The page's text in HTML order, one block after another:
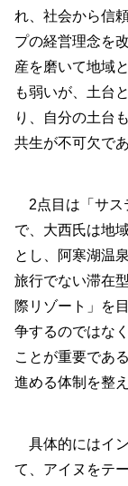
れ、社会から信
プの経営理念を
産を磨いて地域
も弱いが、土台
り、自分の土台
共生が不可欠で
2点目は「サス
で、大西氏は地
とし、阿寒湖温
旅行でない滞在
際リゾート」を
争するのではな
ことが重要であ
進める体制を整
具体的にはイ
て、アイヌをテ